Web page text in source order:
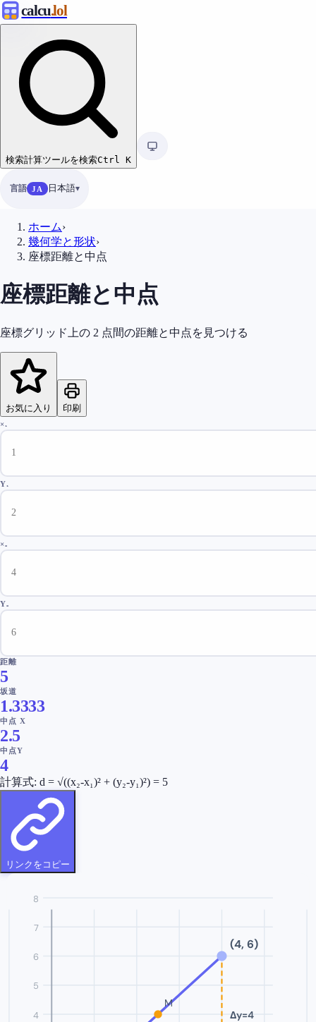
calcu.lol
検索計算ツールを検索Ctrl K
言語 JA 日本語
ホーム›
幾何学と形状›
座標距離と中点
座標距離と中点
座標グリッド上の 2 点間の距離と中点を見つける
お気に入り 印刷
×₁
Y₁
×₂
Y₂
距離
5
坂道
1.3333
中点 X
2.5
中点Y
4
計算式: d = √((x₂-x₁)² + (y₂-y₁)²) = 5
リンクをコピー
4
5
6
7
8
Δy=4
(4, 6)
M